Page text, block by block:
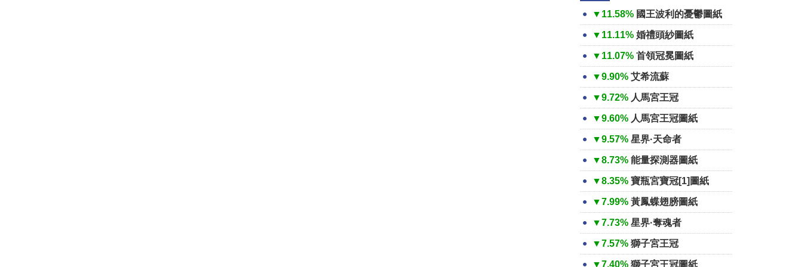
▼11.58% 國王波利的憂鬱圖紙
▼11.11% 婚禮頭紗圖紙
▼11.07% 首領冠冕圖紙
▼9.90% 艾希流蘇
▼9.72% 人馬宮王冠
▼9.60% 人馬宮王冠圖紙
▼9.57% 星界·天命者
▼8.73% 能量探測器圖紙
▼8.35% 寶瓶宮寶冠[1]圖紙
▼7.99% 黃鳳蝶翅膀圖紙
▼7.73% 星界·奪魂者
▼7.57% 獅子宮王冠
▼7.40% 獅子宮王冠圖紙